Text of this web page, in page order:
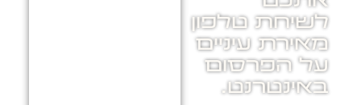
לשיחת טלפון
מאירת עיניים
על הפרסום
באינטרנט.